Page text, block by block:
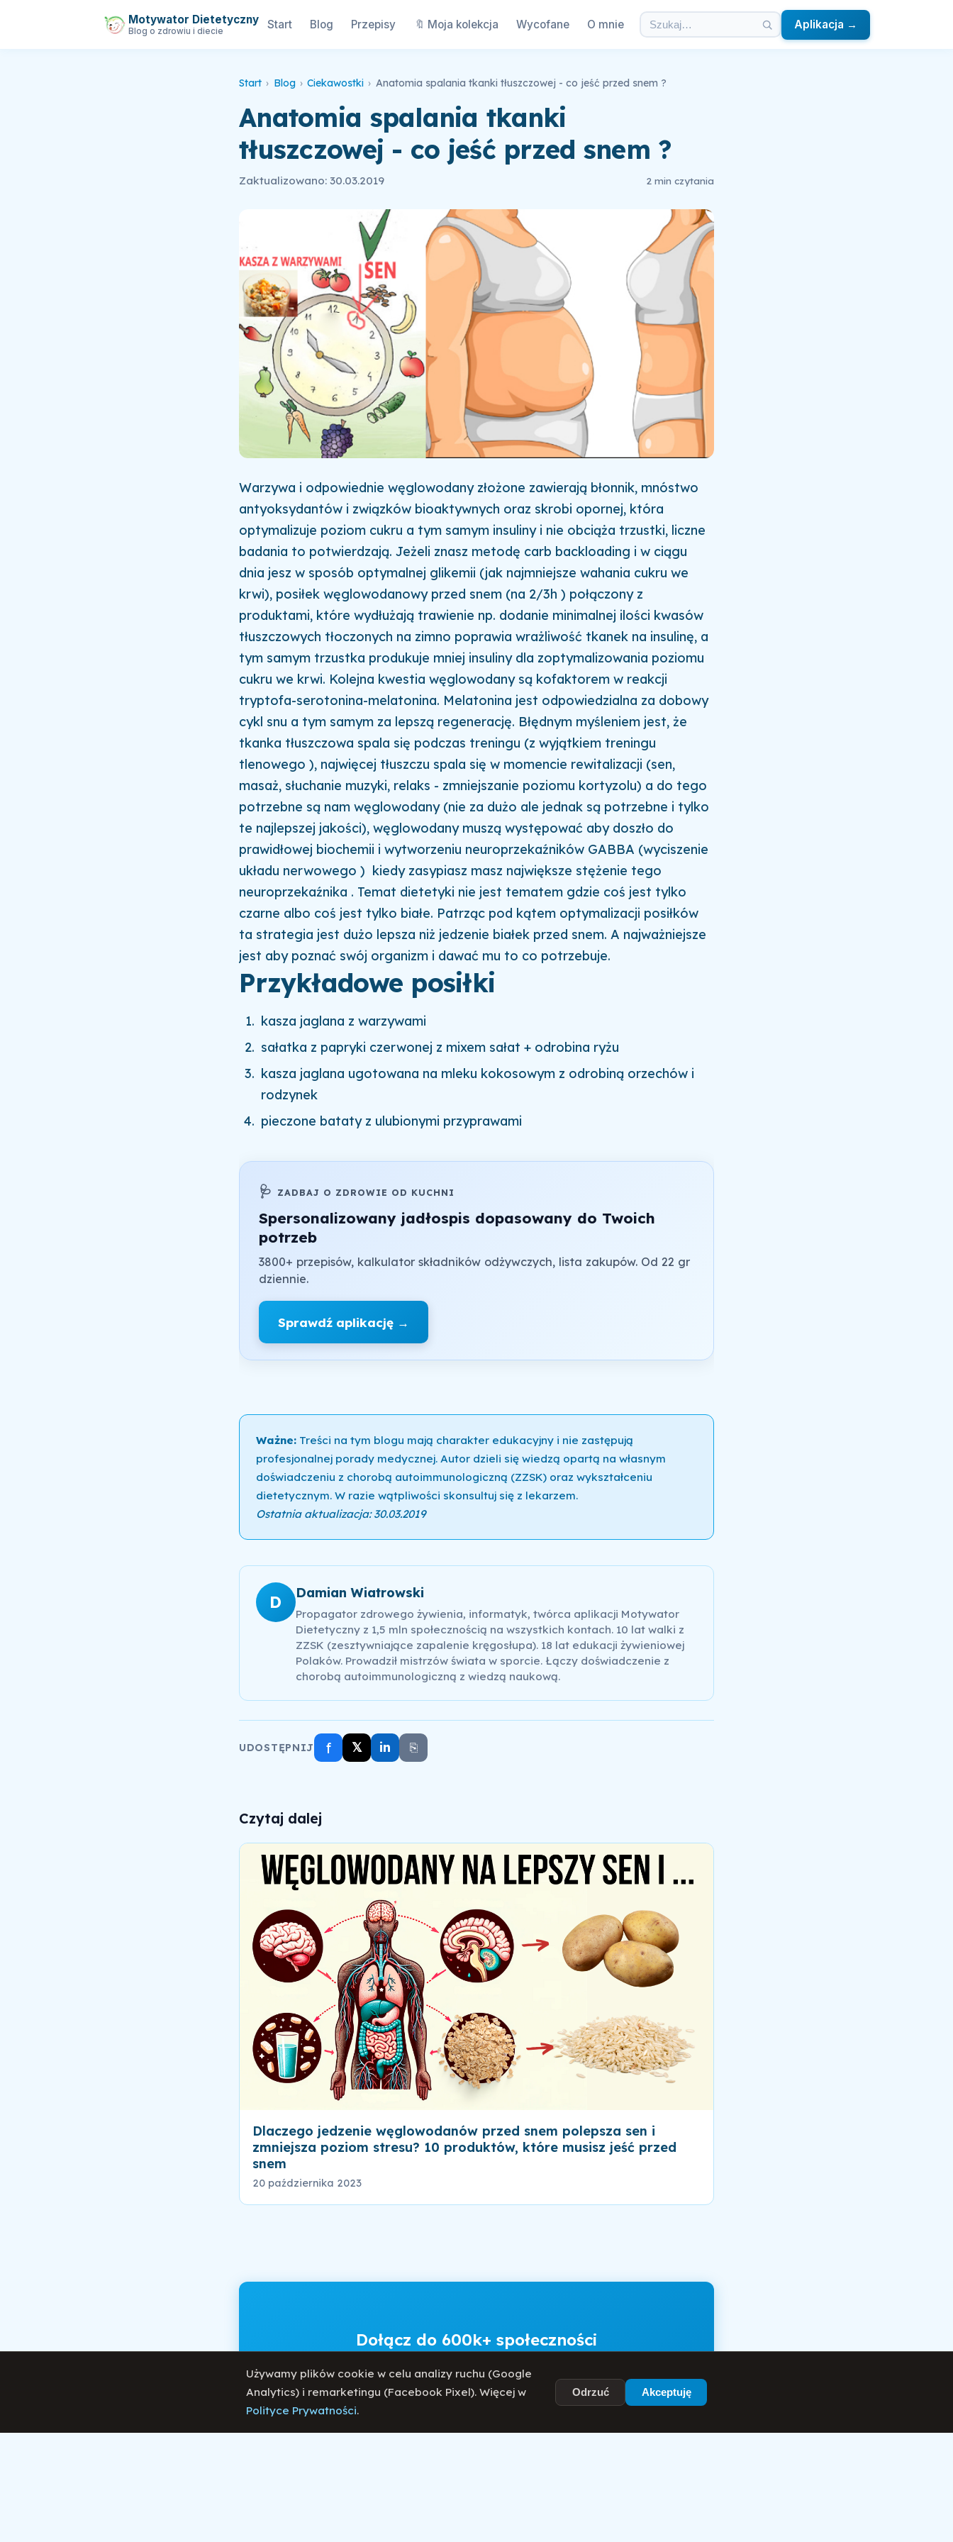
Motywator Dietetyczny
Blog o zdrowiu i diecie Start Blog Przepisy 🔖 Moja kolekcja Wycofane O mnie Aplikacja →
Start › Blog › Ciekawostki › Anatomia spalania tkanki tłuszczowej - co jeść przed snem ?
Anatomia spalania tkanki
tłuszczowej - co jeść przed snem ?
Zaktualizowano: 30.03.2019 2 min czytania
Warzywa i odpowiednie węglowodany złożone zawierają błonnik, mnóstwo
antyoksydantów i związków bioaktywnych oraz skrobi opornej, która
optymalizuje poziom cukru a tym samym insuliny i nie obciąża trzustki, liczne
badania to potwierdzają. Jeżeli znasz metodę carb backloading i w ciągu
dnia jesz w sposób optymalnej glikemii (jak najmniejsze wahania cukru we
krwi), posiłek węglowodanowy przed snem (na 2/3h ) połączony z
produktami, które wydłużają trawienie np. dodanie minimalnej ilości kwasów
tłuszczowych tłoczonych na zimno poprawia wrażliwość tkanek na insulinę, a
tym samym trzustka produkuje mniej insuliny dla zoptymalizowania poziomu
cukru we krwi. Kolejna kwestia węglowodany są kofaktorem w reakcji
tryptofa-serotonina-melatonina. Melatonina jest odpowiedzialna za dobowy
cykl snu a tym samym za lepszą regenerację. Błędnym myśleniem jest, że
tkanka tłuszczowa spala się podczas treningu (z wyjątkiem treningu
tlenowego ), najwięcej tłuszczu spala się w momencie rewitalizacji (sen,
masaż, słuchanie muzyki, relaks - zmniejszanie poziomu kortyzolu) a do tego
potrzebne są nam węglowodany (nie za dużo ale jednak są potrzebne i tylko
te najlepszej jakości), węglowodany muszą występować aby doszło do
prawidłowej biochemii i wytworzeniu neuroprzekaźników GABBA (wyciszenie
układu nerwowego ) kiedy zasypiasz masz największe stężenie tego
neuroprzekaźnika . Temat dietetyki nie jest tematem gdzie coś jest tylko
czarne albo coś jest tylko białe. Patrząc pod kątem optymalizacji posiłków
ta strategia jest dużo lepsza niż jedzenie białek przed snem. A najważniejsze
jest aby poznać swój organizm i dawać mu to co potrzebuje.
Przykładowe posiłki
kasza jaglana z warzywami
sałatka z papryki czerwonej z mixem sałat + odrobina ryżu
kasza jaglana ugotowana na mleku kokosowym z odrobiną orzechów i
rodzynek
pieczone bataty z ulubionymi przyprawami
🩺 ZADBAJ O ZDROWIE OD KUCHNI
Spersonalizowany jadłospis dopasowany do Twoich
potrzeb
3800+ przepisów, kalkulator składników odżywczych, lista zakupów. Od 22 gr
dziennie.
Sprawdź aplikację →
Ważne:Treści na tym blogu mają charakter edukacyjny i nie zastępują
profesjonalnej porady medycznej. Autor dzieli się wiedzą opartą na własnym
doświadczeniu z chorobą autoimmunologiczną (ZZSK) oraz wykształceniu
dietetycznym. W razie wątpliwości skonsultuj się z lekarzem.
Ostatnia aktualizacja: 30.03.2019
D Damian Wiatrowski
Propagator zdrowego żywienia, informatyk, twórca aplikacji Motywator
Dietetyczny z 1,5 mln społecznością na wszystkich kontach. 10 lat walki z
ZZSK (zesztywniające zapalenie kręgosłupa). 18 lat edukacji żywieniowej
Polaków. Prowadził mistrzów świata w sporcie. Łączy doświadczenie z
chorobą autoimmunologiczną z wiedzą naukową.
UDOSTĘPNIJ f 𝕏 in ⎘
Czytaj dalej
Dlaczego jedzenie węglowodanów przed snem polepsza sen i
zmniejsza poziom stresu? 10 produktów, które musisz jeść przed
snem
20 października 2023
Dołącz do 600k+ społeczności
Otrzymuj sprawdzone porady o zdrowym odżywianiu, suplementacji i
walce z chorobami autoimmunologicznymi.
Używamy plików cookie w celu analizy ruchu (Google
Analytics) i remarketingu (Facebook Pixel). Więcej w
Polityce Prywatności.
Odrzuć Akceptuję